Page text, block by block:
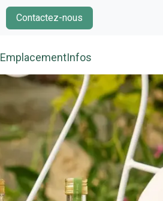
Contactez-nous
EmplacementInfos